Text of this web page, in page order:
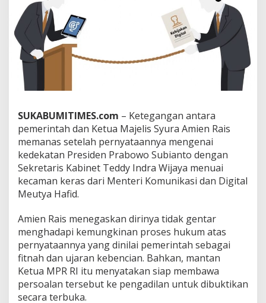
a
d
s
o
a
l
T
u
d
g
a
F
i
t
n
SUKABUMITIMES.com – Ketegangan antara
pemerintah dan Ketua Majelis Syura Amien Rais
memanas setelah pernyataannya mengenai
kedekatan Presiden Prabowo Subianto dengan
Sekretaris Kabinet Teddy Indra Wijaya menuai
kecaman keras dari Menteri Komunikasi dan Digital
Meutya Hafid.
Amien Rais menegaskan dirinya tidak gentar
menghadapi kemungkinan proses hukum atas
pernyataannya yang dinilai pemerintah sebagai
fitnah dan ujaran kebencian. Bahkan, mantan
Ketua MPR RI itu menyatakan siap membawa
persoalan tersebut ke pengadilan untuk dibuktikan
secara terbuka.